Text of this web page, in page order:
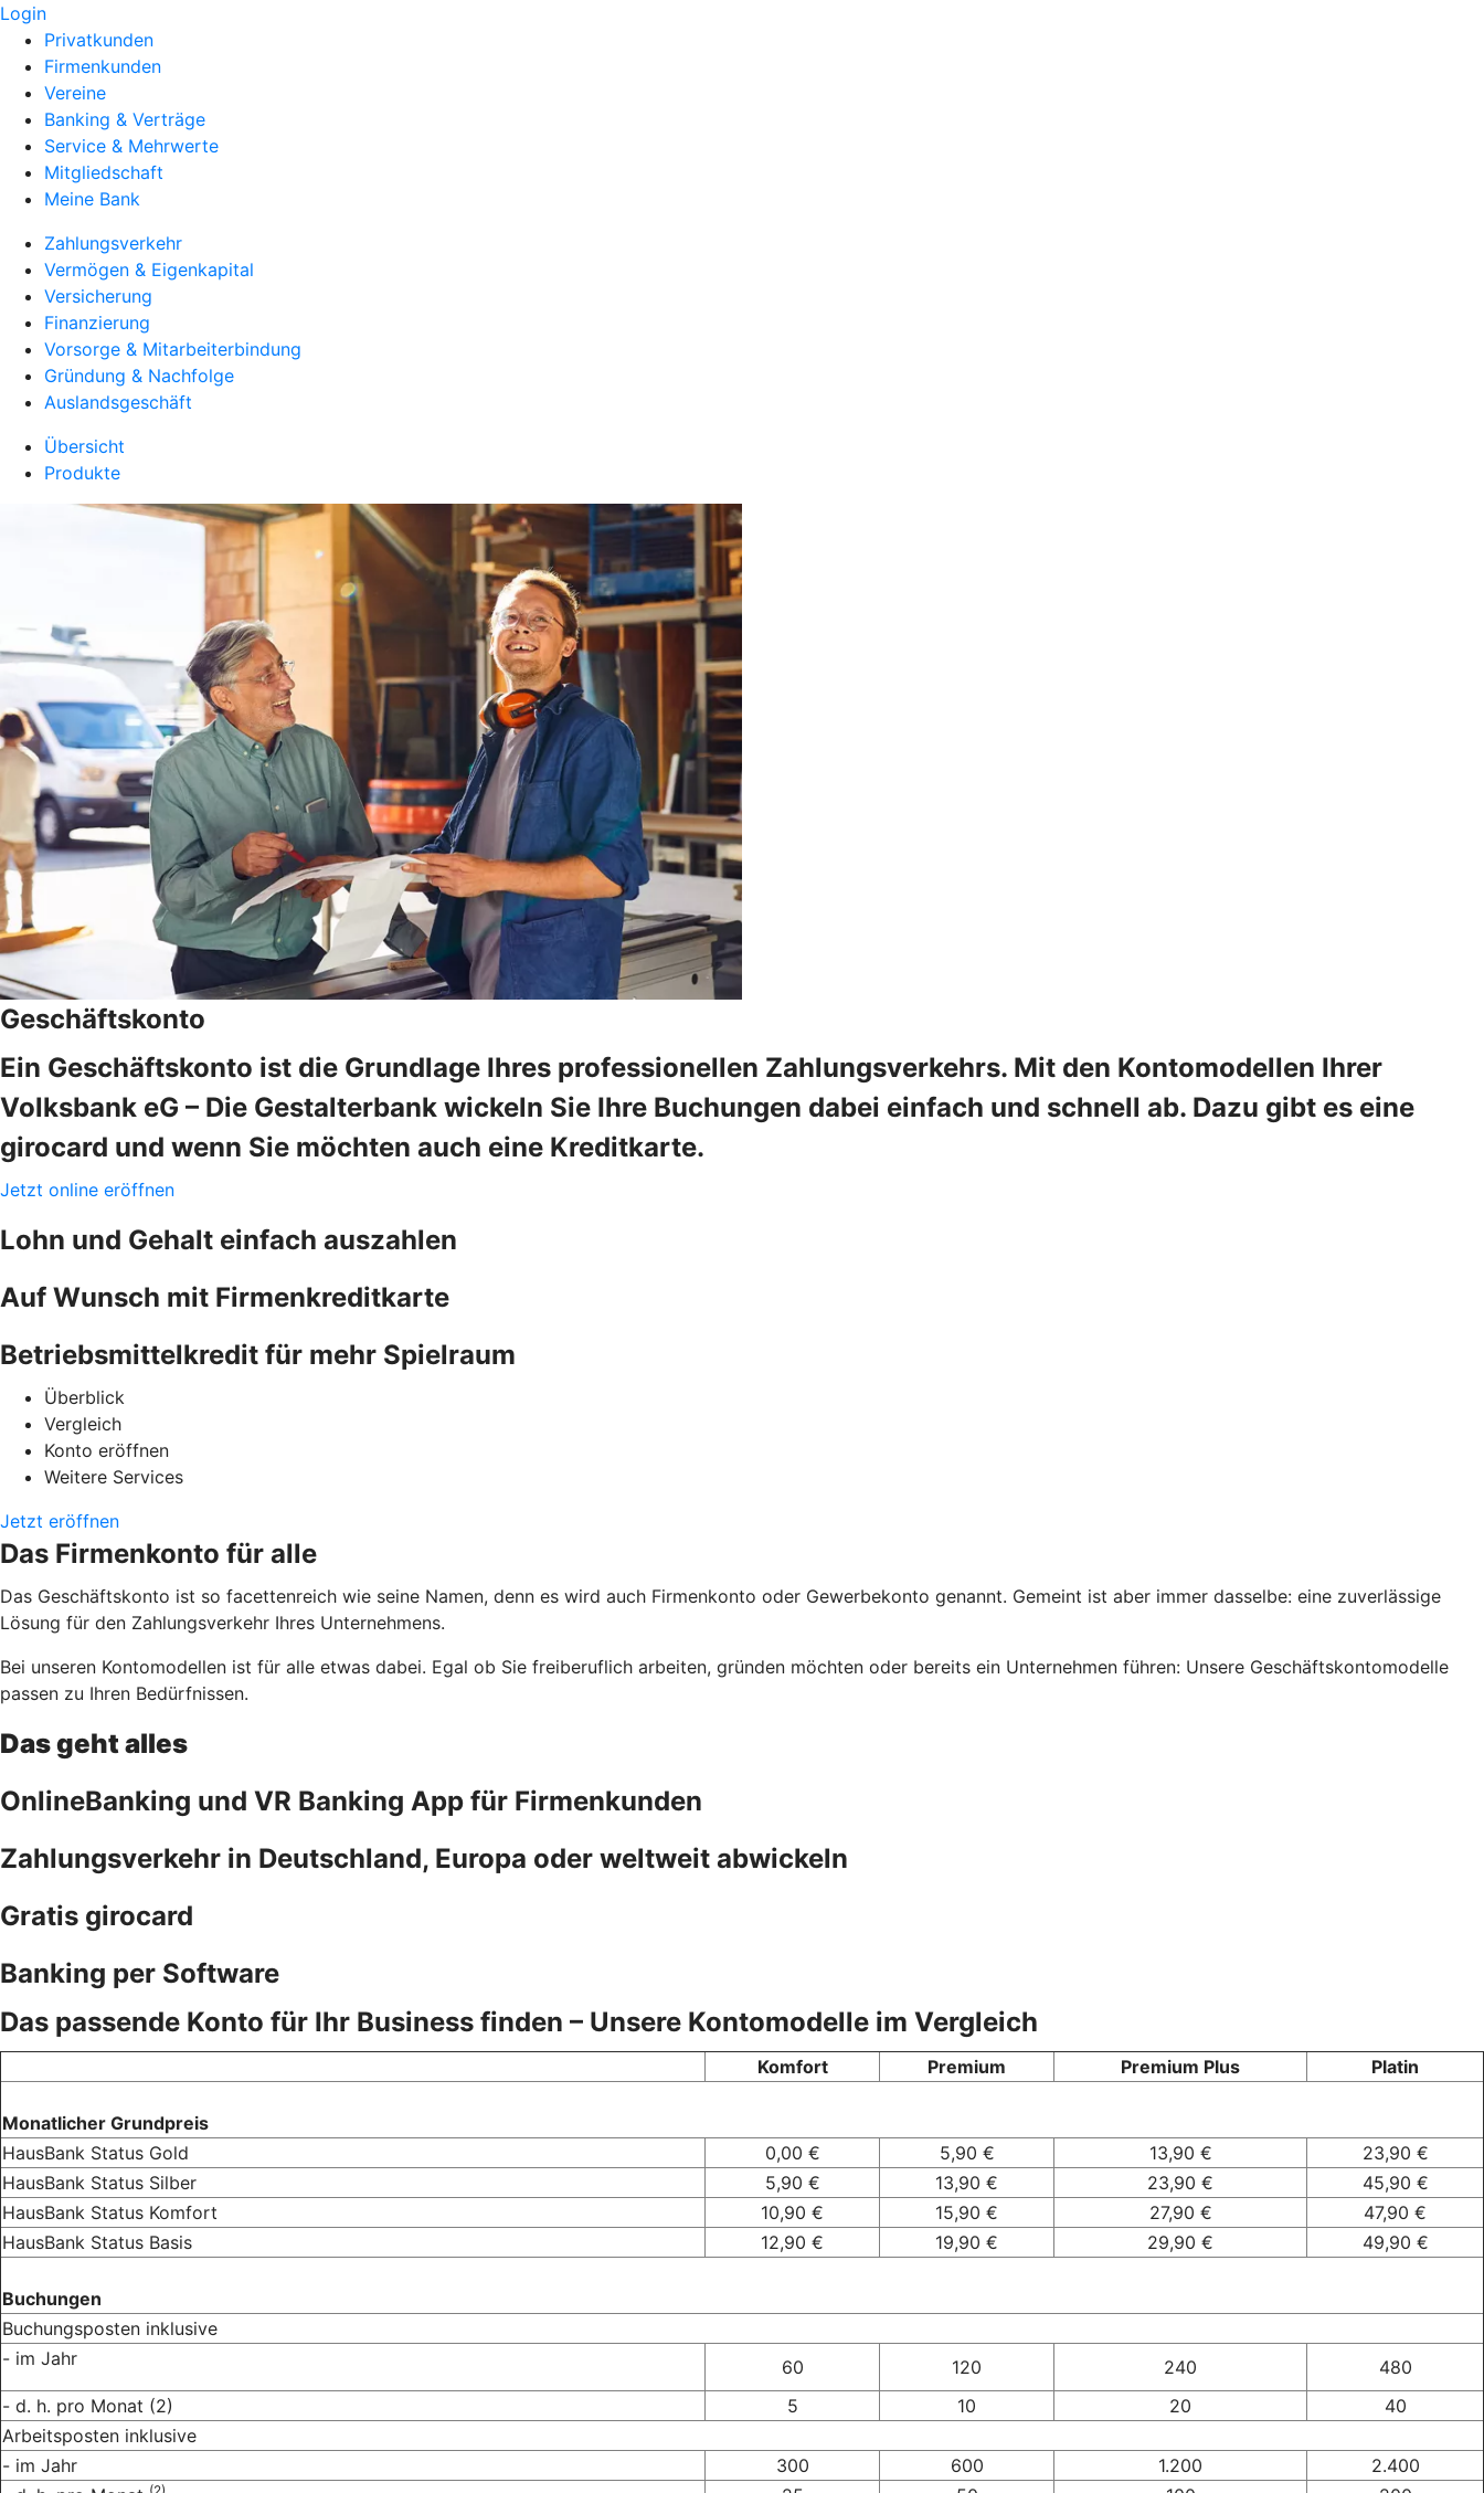
Login
Privatkunden
Firmenkunden
Vereine
Banking & Verträge
Service & Mehrwerte
Mitgliedschaft
Meine Bank
Zahlungsverkehr
Vermögen & Eigenkapital
Versicherung
Finanzierung
Vorsorge & Mitarbeiterbindung
Gründung & Nachfolge
Auslandsgeschäft
Übersicht
Produkte
Geschäftskonto
Ein Geschäftskonto ist die Grundlage Ihres professionellen Zahlungsverkehrs. Mit den Kontomodellen Ihrer
Volksbank eG – Die Gestalterbank wickeln Sie Ihre Buchungen dabei einfach und schnell ab. Dazu gibt es eine
girocard und wenn Sie möchten auch eine Kreditkarte.
Jetzt online eröffnen
Lohn und Gehalt einfach auszahlen
Auf Wunsch mit Firmenkreditkarte
Betriebsmittelkredit für mehr Spielraum
Überblick
Vergleich
Konto eröffnen
Weitere Services
Jetzt eröffnen
Das Firmenkonto für alle
Das Geschäftskonto ist so facettenreich wie seine Namen, denn es wird auch Firmenkonto oder Gewerbekonto genannt. Gemeint ist aber immer dasselbe: eine zuverlässige
Lösung für den Zahlungsverkehr Ihres Unternehmens.
Bei unseren Kontomodellen ist für alle etwas dabei. Egal ob Sie freiberuflich arbeiten, gründen möchten oder bereits ein Unternehmen führen: Unsere Geschäftskontomodelle
passen zu Ihren Bedürfnissen.
Das geht alles
OnlineBanking und VR Banking App für Firmenkunden
Zahlungsverkehr in Deutschland, Europa oder weltweit abwickeln
Gratis girocard
Banking per Software
Das passende Konto für Ihr Business finden – Unsere Kontomodelle im Vergleich
Komfort Premium Premium Plus Platin
Monatlicher Grundpreis
HausBank Status Gold
0,00 € 5,90 € 13,90 €
23,90 €
HausBank Status Silber
5,90 € 13,90 € 23,90 €
45,90 €
HausBank Status Komfort
10,90 € 15,90 € 27,90 €
47,90 €
HausBank Status Basis
12,90 € 19,90 € 29,90 € 49,90 €
Buchungen
Buchungsposten inklusive
- im Jahr
60 120 240
480
- d. h. pro Monat (2) 5 10 20
40
Arbeitsposten inklusive
- im Jahr
300 600 1.200
2.400